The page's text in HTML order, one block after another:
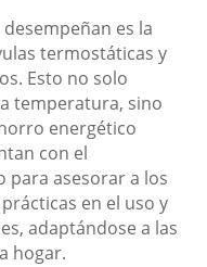
es la
termostáticas y
Esto no solo
temperatura, sino
energético
con el
para asesorar a los
en el uso y
adaptándose a las
hogar.